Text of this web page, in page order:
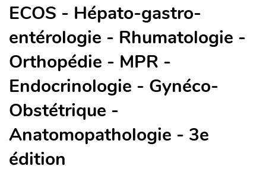
ECOS - Hépato-gastro-
entérologie - Rhumatologie -
Orthopédie - MPR -
Endocrinologie - Gynéco-
Obstétrique -
Anatomopathologie - 3e
édition